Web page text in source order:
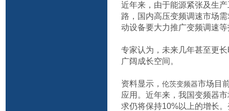
近年来，由于能源紧张及生
路，国内高压变频调速市场
动设备要大力推广变频调速
专家认为，未来几年甚至更
广阔成长空间。
资料显示， 伦茨变频器市场目
应用。近年来，我国变频器
求仍将保持10%以上的增长